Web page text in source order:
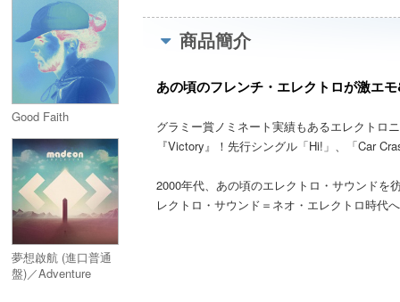
Good Faith
夢想啟航 (進口普通
盤)／Adventure
商品簡介
あの頃のフレンチ・エレクトロが激エ
グラミー賞ノミネート実績もあるエレクトロ
『Victory』！先行シングル「Hi!」、「Car
2000年代、あの頃のエレクトロ・サウンドを
レクトロ・サウンド＝ネオ・エレクトロ時代